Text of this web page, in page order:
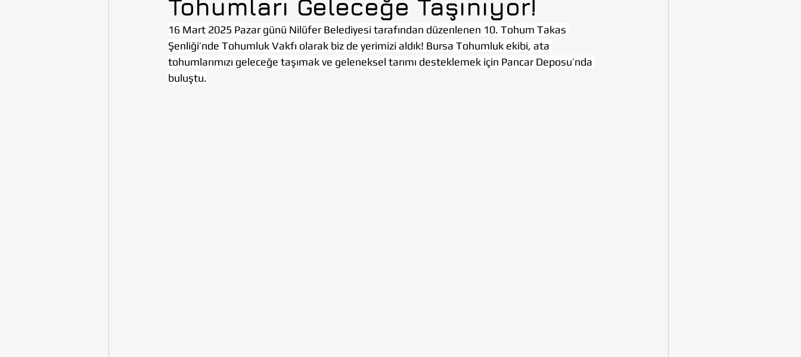
DİYARBAKIR ESKİŞEHİR HATAY İSTANBUL İZMİR KAYSERİ
TOHUMLUKTAN BİLİM VE TEKNOLOJİ
Tohumları Geleceğe Taşınıyor!
16 Mart 2025 Pazar günü Nilüfer Belediyesi tarafından düzenlenen 10. Tohum Takas
Şenliği’nde Tohumluk Vakfı olarak biz de yerimizi aldık! Bursa Tohumluk ekibi, ata
tohumlarımızı geleceğe taşımak ve geleneksel tarımı desteklemek için Pancar Deposu’nda
buluştu.